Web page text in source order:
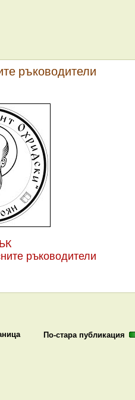
ръководители
ръководители
По-стара публикация